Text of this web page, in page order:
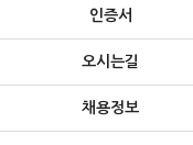
인증서
오시는길
채용정보